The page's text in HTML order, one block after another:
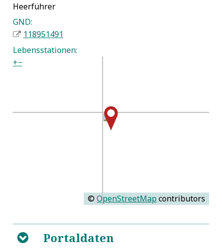
Heerführer
GND:
118951491
Lebensstationen:
+−
©OpenStreetMap contributors
B Portaldaten